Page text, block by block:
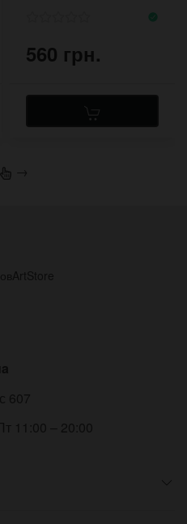
560 грн.
→